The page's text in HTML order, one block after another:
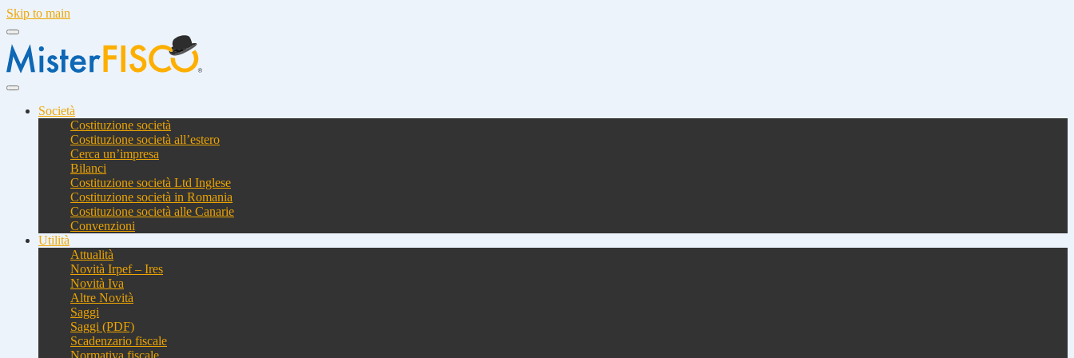
Skip to main
Società
Costituzione società
Costituzione società all’estero
Cerca un’impresa
Bilanci
Costituzione società Ltd Inglese
Costituzione società in Romania
Costituzione società alle Canarie
Convenzioni
Utilità
Attualità
Novità Irpef – Ires
Novità Iva
Altre Novità
Saggi
Saggi (PDF)
Scadenzario fiscale
Normativa fiscale